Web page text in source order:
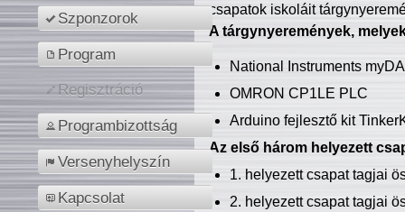
Szponzorok
Program
Regisztráció
Programbizottság
Versenyhelyszín
Kapcsolat
csapatok iskoláit
A tárgynyeremények,
National Instruments
OMRON CP1LE PLC
Arduino fejlesztő kit
Az első három helyezett
1. helyezett csapat tagjai
2. helyezett csapat tagjai